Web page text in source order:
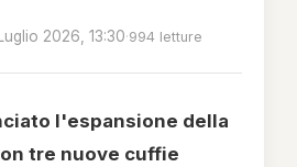
2026, 13:30·994 letture
l'espansione della
tre nuove cuffie